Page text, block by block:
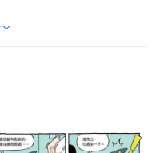
。親子天下出版社出品，